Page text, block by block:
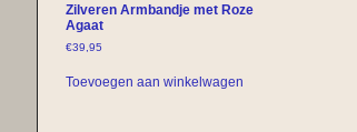
Zilveren Armbandje met Roze
Agaat
€39,95
Toevoegen aan winkelwagen